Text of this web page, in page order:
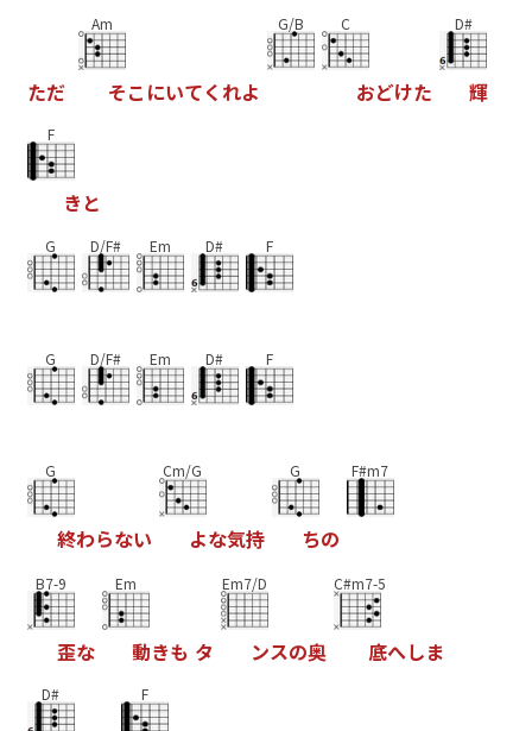
ただ
Am
そこ にいてく れよ
G/B C
おどけた
D#
輝
F
き と
G D/F# Em D# F
G D/F# Em D# F
G
終わらない
Cm/G
よな気持
G
ちの
F#m7
B7-9
歪な
Em
動きも タ
Em7/D
ンスの奥
C#m7-5
底へしま
D# F